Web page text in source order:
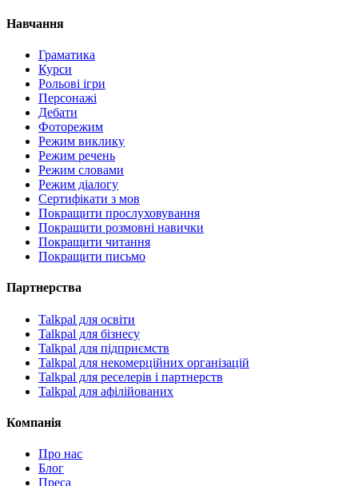
Навчання
Граматика
Курси
Рольові ігри
Персонажі
Дебати
Фоторежим
Режим виклику
Режим речень
Режим словами
Режим діалогу
Сертифікати з мов
Покращити прослуховування
Покращити розмовні навички
Покращити читання
Покращити письмо
Партнерства
Talkpal для освіти
Talkpal для бізнесу
Talkpal для підприємств
Talkpal для некомерційних організацій
Talkpal для реселерів і партнерств
Talkpal для афілійованих
Компанія
Про нас
Блог
Преса